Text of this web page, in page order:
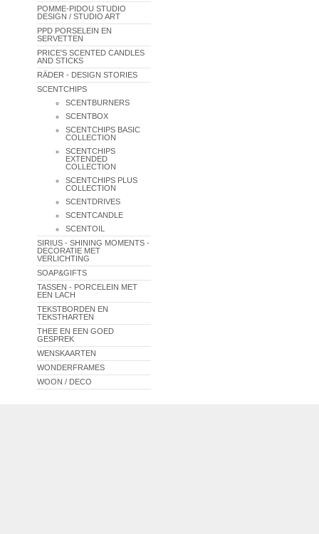
POMME-PIDOU STUDIO
DESIGN / STUDIO ART
PPD PORSELEIN EN
SERVETTEN
PRICE'S SCENTED CANDLES
AND STICKS
RÄDER - DESIGN STORIES
SCENTCHIPS
SCENTBURNERS
SCENTBOX
SCENTCHIPS BASIC
COLLECTION
SCENTCHIPS
EXTENDED
COLLECTION
SCENTCHIPS PLUS
COLLECTION
SCENTDRIVES
SCENTCANDLE
SCENTOIL
SIRIUS - SHINING MOMENTS -
DECORATIE MET
VERLICHTING
SOAP&GIFTS
TASSEN - PORCELEIN MET
EEN LACH
TEKSTBORDEN EN
TEKSTHARTEN
THEE EN EEN GOED
GESPREK
WENSKAARTEN
WONDERFRAMES
WOON / DECO